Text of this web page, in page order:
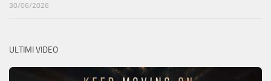
30/06/2026
ULTIMI VIDEO